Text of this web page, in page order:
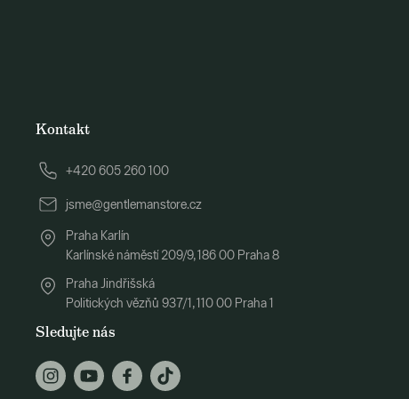
Kontakt
+420 605 260 100
jsme@gentlemanstore.cz
Praha Karlín
Karlínské náměstí 209/9, 186 00 Praha 8
Praha Jindřišská
Politických vězňů 937/1, 110 00 Praha 1
Sledujte nás